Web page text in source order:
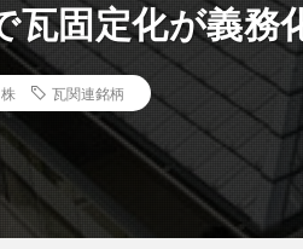
瓦固定化が義務
瓦関連銘柄